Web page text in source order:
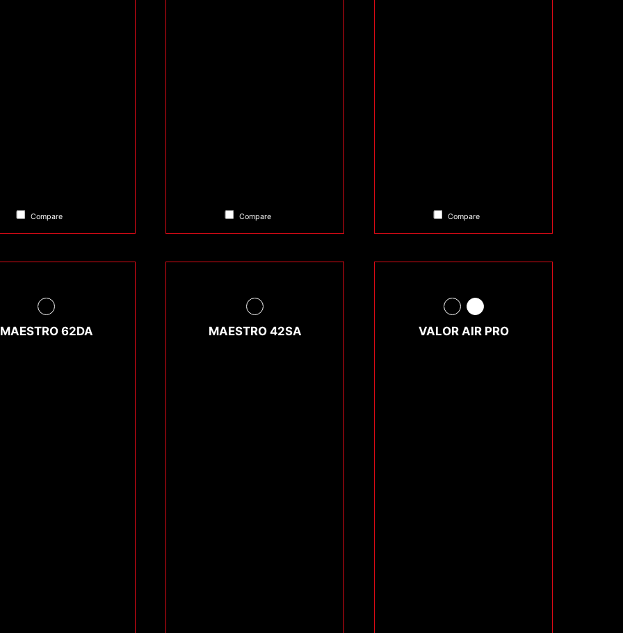
Compare Compare Compare
MAESTRO 62DA MAESTRO 42SA VALOR AIR PRO